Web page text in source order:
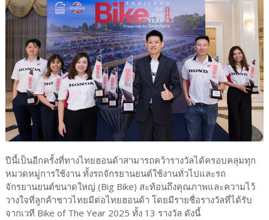
ปีนี้เป็นอีกครั้งที่ทางไทยฮอนด้าสามารถคว้ารางวัลได้ครอบคลุมทุก
หมวดหมู่การใช้งาน ทั้งรถจักรยานยนต์ใช้งานทั่วไปและรถ
จักรยานยนต์ขนาดใหญ่ (Big Bike) สะท้อนถึงคุณภาพและความไว้
วางใจที่ลูกค้าชาวไทยมีต่อไทยฮอนด้า โดยมีรายชื่อรางวัลที่ได้รับ
จากเวที Bike of The Year 2025 ทั้ง 13 รางวัล ดังนี้